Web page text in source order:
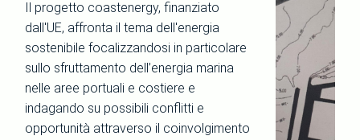
Il progetto coastenergy, finanziato
dall'UE, affronta il tema dell'energia
sostenibile focalizzandosi in particolare
sullo sfruttamento dell’energia marina
nelle aree portuali e costiere e
indagando su possibili conflitti e
opportunità attraverso il coinvolgimento